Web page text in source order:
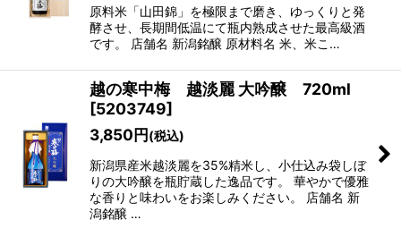
原料米「山田錦」を極限まで磨き、ゆっくりと発
酵させ、長期間低温にて瓶内熟成させた最高級酒
です。 店舗名 新潟銘醸 原材料名 米、米こ…
越の寒中梅 越淡麗 大吟醸 720ml
[5203749]
3,850円(税込)
新潟県産米越淡麗を35%精米し、小仕込み袋しぼ
りの大吟醸を瓶貯蔵した逸品です。 華やかで優雅
な香りと味わいをお楽しみください。 店舗名 新
潟銘醸 …